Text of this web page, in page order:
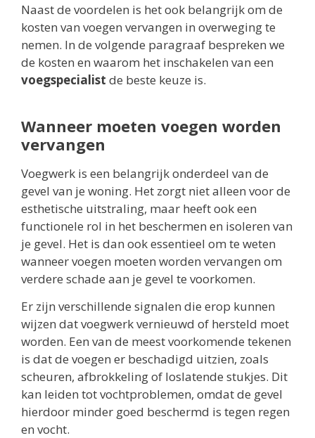
Naast de voordelen is het ook belangrijk om de
kosten van voegen vervangen in overweging te
nemen. In de volgende paragraaf bespreken we
de kosten en waarom het inschakelen van een
voegspecialist de beste keuze is.
Wanneer moeten voegen worden
vervangen
Voegwerk is een belangrijk onderdeel van de
gevel van je woning. Het zorgt niet alleen voor de
esthetische uitstraling, maar heeft ook een
functionele rol in het beschermen en isoleren van
je gevel. Het is dan ook essentieel om te weten
wanneer voegen moeten worden vervangen om
verdere schade aan je gevel te voorkomen.
Er zijn verschillende signalen die erop kunnen
wijzen dat voegwerk vernieuwd of hersteld moet
worden. Een van de meest voorkomende tekenen
is dat de voegen er beschadigd uitzien, zoals
scheuren, afbrokkeling of loslatende stukjes. Dit
kan leiden tot vochtproblemen, omdat de gevel
hierdoor minder goed beschermd is tegen regen
en vocht.